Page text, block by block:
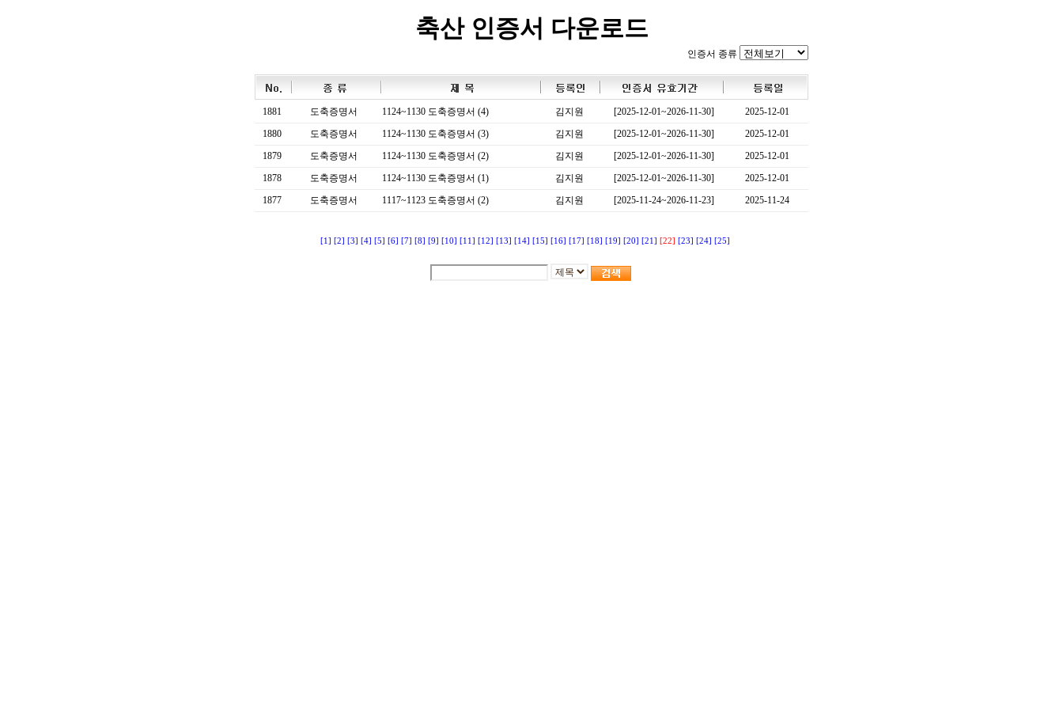
축산 인증서 다운로드
인증서 종류
1881 도축증명서 1124~1130 도축증명서 (4) 김지원 [2025-12-01~2026-11-30]
2025-12-01
1880
도축증명서 1124~1130 도축증명서 (3) 김지원 [2025-12-01~2026-11-30]
2025-12-01
1879
도축증명서 1124~1130 도축증명서 (2) 김지원 [2025-12-01~2026-11-30]
2025-12-01
1878
도축증명서 1124~1130 도축증명서 (1) 김지원 [2025-12-01~2026-11-30]
2025-12-01
1877
도축증명서 1117~1123 도축증명서 (2) 김지원 [2025-11-24~2026-11-23] 2025-11-24
[1] [2] [3] [4] [5] [6] [7] [8] [9] [10] [11] [12] [13] [14] [15] [16] [17] [18] [19] [20] [21] [22] [23] [24] [25]